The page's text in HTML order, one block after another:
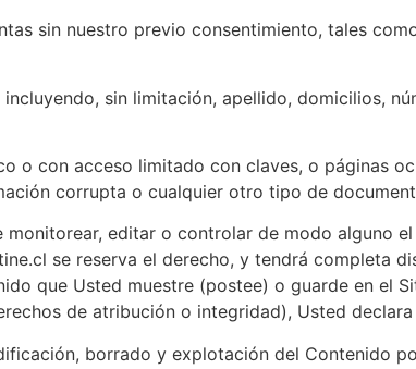
sin nuestro previo consentimiento, tales
sin limitación, apellido, domicilios,
o con acceso limitado con claves, o páginas
corrupta o cualquier otro tipo de
monitorear, editar o controlar de modo alguno
se reserva el derecho, y tendrá completa
que Usted muestre (postee) o guarde en el
de atribución o integridad), Usted
borrado y explotación del Contenido